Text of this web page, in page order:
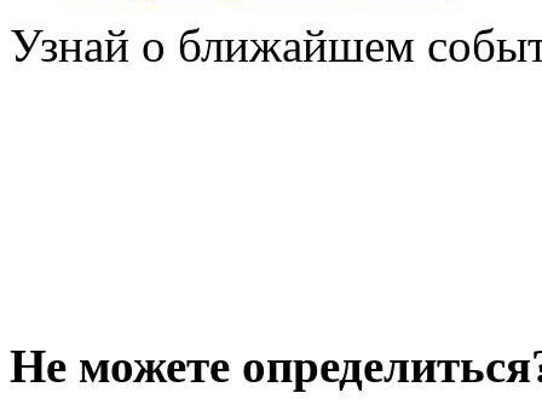
Узнай о ближайшем
Не можете